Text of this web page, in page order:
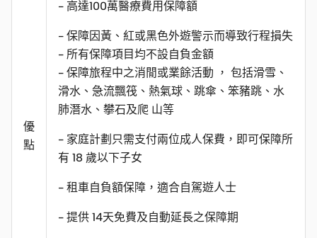
優
點
- 高達100萬醫療費用保障額
- 保障因黃、紅或黑色外遊警示而導致行程損失
- 所有保障項目均不設自負金額
- 保障旅程中之消閒或業餘活動 ， 包括滑雪、
滑水、急流飄筏、熱氣球、跳傘、笨豬跳、水
肺潛水、攀石及爬 山等
- 家庭計劃只需支付兩位成人保費，即可保障所
有 18 歲以下子女
- 租車自負額保障，適合自駕遊人士
- 提供 14天免費及自動延長之保障期